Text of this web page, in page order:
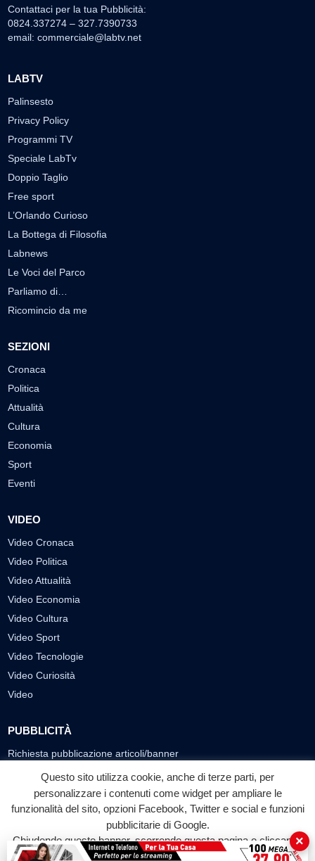
Contattaci per la tua Pubblicità:
0824.337274 – 327.7390733
email: commerciale@labtv.net
LABTV
Palinsesto
Privacy Policy
Programmi TV
Speciale LabTv
Doppio Taglio
Free sport
L’Orlando Curioso
La Bottega di Filosofia
Labnews
Le Voci del Parco
Parliamo di…
Ricomincio da me
SEZIONI
Cronaca
Politica
Attualità
Cultura
Economia
Sport
Eventi
VIDEO
Video Cronaca
Video Politica
Video Attualità
Video Economia
Video Cultura
Video Sport
Video Tecnologie
Video Curiosità
Video
PUBBLICITÀ
Richiesta pubblicazione articoli/banner
SEGUICI SUI SOCIAL
f
Facebook
◎ ▶
YouTube
Questo sito utilizza cookie, anche di terze parti, per
personalizzare i contenuti come widget per ampliare le
funzionalità del sito, opzioni Facebook, Twitter e social e funzioni
pubblicitarie di Google.
Chiudendo questo banner, scorrendo questa pagina o cliccando
su qualunque suo elemento acconsenti all'uso dei cookie.
×